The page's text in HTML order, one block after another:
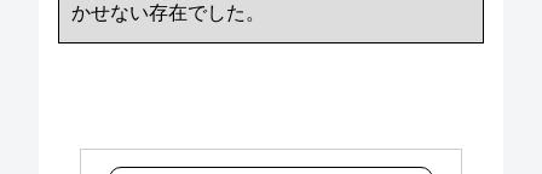
かせない存在でした。